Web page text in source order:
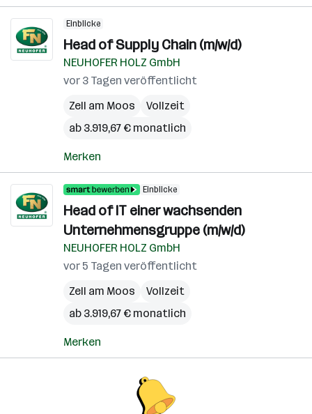
Einblicke
Head of Supply Chain (m/w/d)
NEUHOFER HOLZ GmbH
vor 3 Tagen veröffentlicht
Zell am Moos
Vollzeit
ab 3.919,67 € monatlich
Merken
Einblicke
Head of IT einer wachsenden
Unternehmensgruppe (m/w/d)
NEUHOFER HOLZ GmbH
vor 5 Tagen veröffentlicht
Zell am Moos
Vollzeit
ab 3.919,67 € monatlich
Merken